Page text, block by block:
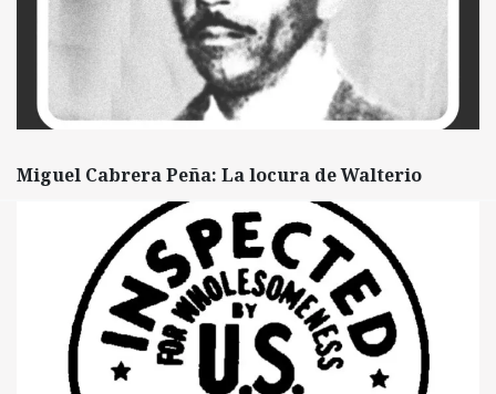
Miguel Cabrera Peña: La locura de Walterio